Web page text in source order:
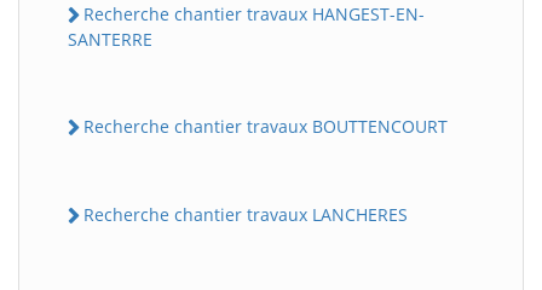
Recherche chantier travaux HANGEST-EN-
SANTERRE
Recherche chantier travaux BOUTTENCOURT
Recherche chantier travaux LANCHERES